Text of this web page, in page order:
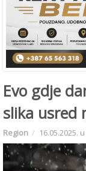
Evo gdje
slika usred
Region 16.05.2025.